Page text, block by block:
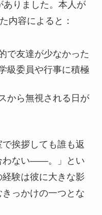
ありました。本人が
内容によると：
で友達が少なかった
級委員や行事に積極
から無視される日が
挨拶しても誰も返
わない——。」とい
験は彼に大きな影
っかけの一つとな